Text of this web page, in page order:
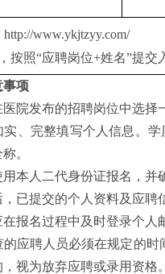
www.ykjtzyy.com/
按照“应聘岗位+姓名”提
事项
院发布的招聘岗位中选择
实、完整填写个人信息。
。
本人二代身份证报名，并
已提交的个人资料及应聘
报名过程中及时登录个人
的应聘人员必须在规定的时
视为放弃应聘或录用资格。